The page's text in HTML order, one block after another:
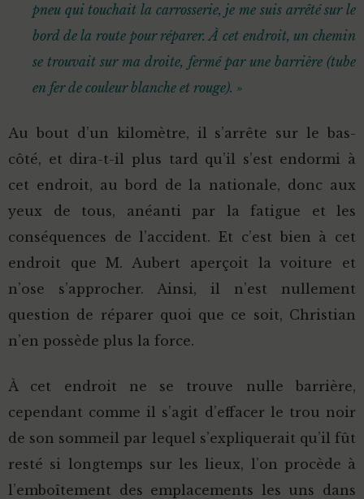
pneu qui touchait la carrosserie, je me suis arrêté sur le
bord de la route pour réparer. À cet endroit, un chemin
se trouvait sur ma droite, fermé par une barrière (tube
en fer de couleur blanche et rouge). »
Au bout d’un kilomètre, il s’arrête sur le bas-
côté, et dira-t-il plus tard qu’il s’est endormi à
cet endroit, au bord de la nationale, donc aux
yeux de tous, anéanti par la fatigue et les
conséquences de l’accident. Et c’est bien à cet
endroit que M. Aubert aperçoit la voiture et
n’ose s’approcher. Ainsi, il n’est nullement
question de réparer quoi que ce soit, Christian
n’en possède plus la force.
À cet endroit ne se trouve nulle barrière,
cependant comme il s’agit d’effacer le trou noir
de son sommeil par lequel s’expliquerait qu’il fût
resté si longtemps sur les lieux, l’on procède à
l’emboîtement des emplacements les uns dans